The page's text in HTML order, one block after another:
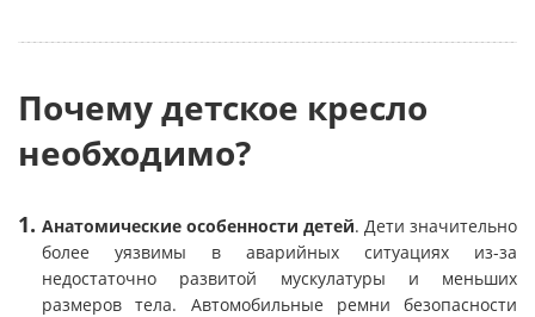
Почему детское кресло
необходимо?
Анатомические особенности детей. Дети значительно
более уязвимы в аварийных ситуациях из-за
недостаточно развитой мускулатуры и меньших
размеров тела. Автомобильные ремни безопасности